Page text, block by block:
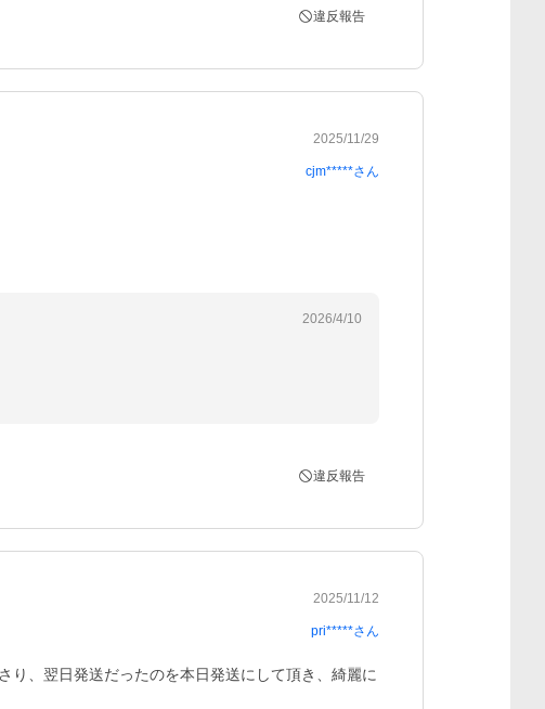
違反報告
2025/11/29
cjm*****さん
2026/4/10
違反報告
2025/11/12
pri*****さん
り、翌日発送だったのを本日発送にして頂き、綺麗に